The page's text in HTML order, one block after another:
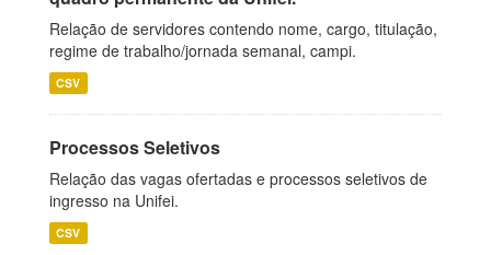
Relação de servidores contendo nome, cargo, titulação,
regime de trabalho/jornada semanal, campi.
CSV
Processos Seletivos
Relação das vagas ofertadas e processos seletivos de
ingresso na Unifei.
CSV